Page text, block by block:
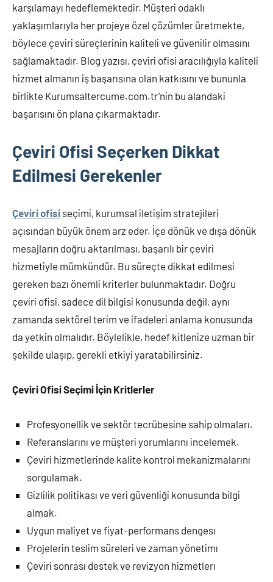
karşılamayı hedeflemektedir. Müşteri odaklı
yaklaşımlarıyla her projeye özel çözümler üretmekte,
böylece çeviri süreçlerinin kaliteli ve güvenilir olmasını
sağlamaktadır. Blog yazısı, çeviri ofisi aracılığıyla kaliteli
hizmet almanın iş başarısına olan katkısını ve bununla
birlikte Kurumsaltercume.com.tr’nin bu alandaki
başarısını ön plana çıkarmaktadır.
Çeviri Ofisi Seçerken Dikkat
Edilmesi Gerekenler
Çeviri ofisi seçimi, kurumsal iletişim stratejileri
açısından büyük önem arz eder. İçe dönük ve dışa dönük
mesajların doğru aktarılması, başarılı bir çeviri
hizmetiyle mümkündür. Bu süreçte dikkat edilmesi
gereken bazı önemli kriterler bulunmaktadır. Doğru
çeviri ofisi, sadece dil bilgisi konusunda değil, aynı
zamanda sektörel terim ve ifadeleri anlama konusunda
da yetkin olmalıdır. Böylelikle, hedef kitlenize uzman bir
şekilde ulaşıp, gerekli etkiyi yaratabilirsiniz.
Çeviri Ofisi Seçimi İçin Kritlerler
Profesyonellik ve sektör tecrübesine sahip olmaları.
Referanslarını ve müşteri yorumlarını incelemek.
Çeviri hizmetlerinde kalite kontrol mekanizmalarını
sorgulamak.
Gizlilik politikası ve veri güvenliği konusunda bilgi
almak.
Uygun maliyet ve fiyat-performans dengesı
Projelerin teslim süreleri ve zaman yönetimı
Çeviri sonrası destek ve revizyon hizmetlerı